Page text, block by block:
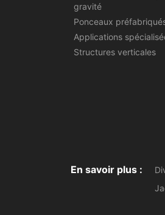
gravité
Ponceaux
Applications
Structures verticales
En savoir plus :